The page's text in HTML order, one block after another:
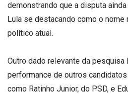
demonstrando que a disputa
Lula se destacando como o
político atual.
Outro dado relevante da pesquisa
performance de outros
como Ratinho Junior, do PSD, e